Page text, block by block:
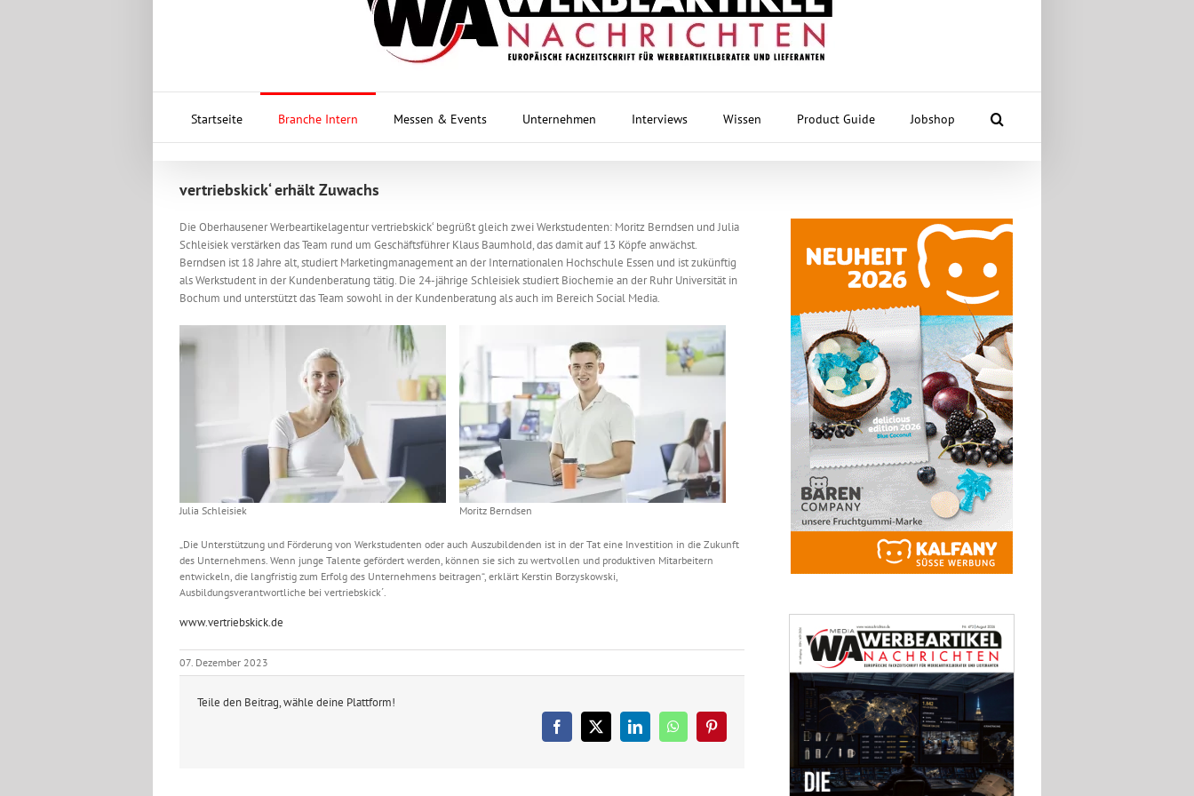
Startseite Branche Intern Messen & Events Unternehmen Interviews Wissen Product Guide Jobshop
vertriebskick‘ erhält Zuwachs
Die Oberhausener Werbeartikelagentur vertriebskick‘ begrüßt gleich zwei Werkstudenten: Moritz Berndsen und Julia
Schleisiek verstärken das Team rund um Geschäftsführer Klaus Baumhold, das damit auf 13 Köpfe anwächst.
Berndsen ist 18 Jahre alt, studiert Marketingmanagement an der Internationalen Hochschule Essen und ist zukünftig
als Werkstudent in der Kundenberatung tätig. Die 24-jährige Schleisiek studiert Biochemie an der Ruhr Universität in
Bochum und unterstützt das Team sowohl in der Kundenberatung als auch im Bereich Social Media.
Julia Schleisiek Moritz Berndsen
„Die Unterstützung und Förderung von Werkstudenten oder auch Auszubildenden ist in der Tat eine Investition in die Zukunft
des Unternehmens. Wenn junge Talente gefördert werden, können sie sich zu wertvollen und produktiven Mitarbeitern
entwickeln, die langfristig zum Erfolg des Unternehmens beitragen“, erklärt Kerstin Borzyskowski,
Ausbildungsverantwortliche bei vertriebskick´.
www.vertriebskick.de
07. Dezember 2023
Teile den Beitrag, wähle deine Plattform!
Facebook
X LinkedInWhatsAppPinterest